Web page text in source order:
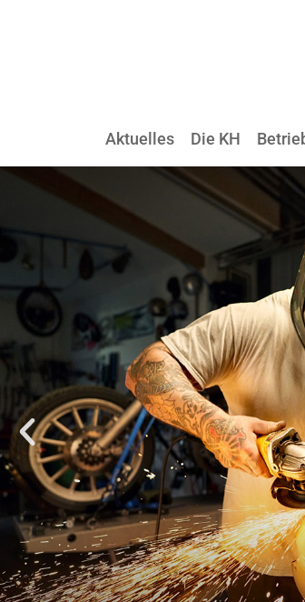
Aktuelles Die KH